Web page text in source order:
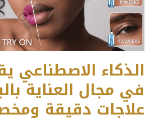
الذكاء الاصطناعي
في مجال العناية
علاجات دقيقة